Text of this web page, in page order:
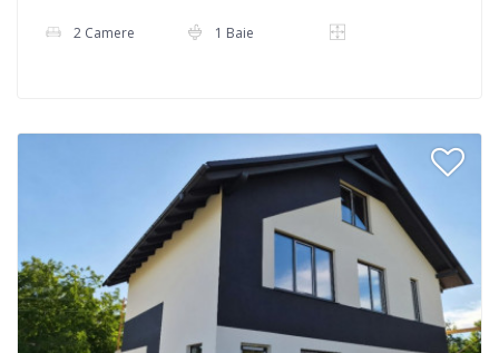
2 Camere 1 Baie